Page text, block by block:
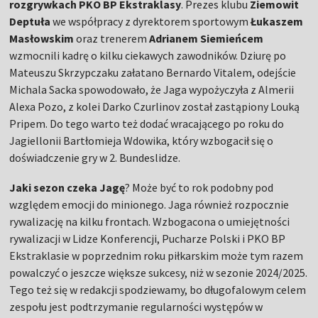
rozgrywkach PKO BP Ekstraklasy. Prezes klubu Ziemowit
Deptuła we współpracy z dyrektorem sportowymŁukaszem
Masłowskim oraz treneremAdrianem Siemieńcem
wzmocnili kadrę o kilku ciekawych zawodników. Dziurę po
Mateuszu Skrzypczaku załatano Bernardo Vitalem, odejście
Michala Sacka spowodowało, że Jaga wypożyczyła z Almerii
Alexa Pozo, z kolei Darko Czurlinov został zastąpiony Louką
Pripem. Do tego warto też dodać wracającego po roku do
Jagiellonii Bartłomieja Wdowika, który wzbogacił się o
doświadczenie gry w 2. Bundeslidze.
Jaki sezon czeka Jagę? Może być to rok podobny pod
względem emocji do minionego. Jaga również rozpocznie
rywalizację na kilku frontach. Wzbogacona o umiejętności
rywalizacji w Lidze Konferencji, Pucharze Polski i PKO BP
Ekstraklasie w poprzednim roku piłkarskim może tym razem
powalczyć o jeszcze większe sukcesy, niż w sezonie 2024/2025.
Tego też się w redakcji spodziewamy, bo długofalowym celem
zespołu jest podtrzymanie regularności występów w